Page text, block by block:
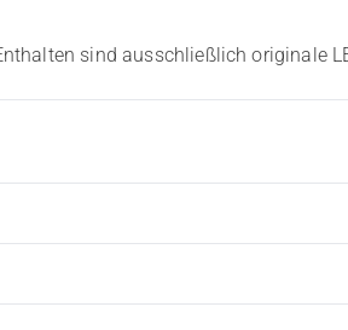
sind ausschließlich originale